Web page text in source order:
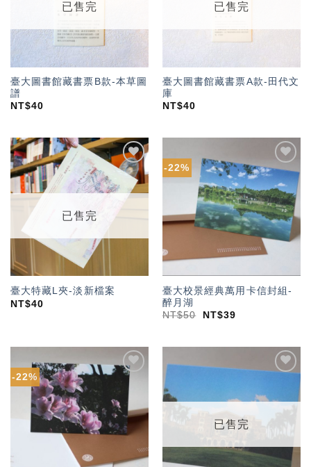
已售完
臺大圖書館藏書票B款-本草圖
譜
NT$40
已售完
臺大圖書館藏書票A款-田代文
庫
NT$40
加入
「願
望輕
單」
已售完
臺大特藏L夾-淡新檔案
NT$40
-22%
加入
「願
望輕
單」
臺大校景經典萬用卡信封組-
醉月湖
NT$50 NT$39
-22%
加入
「願
望輕
單」
望輕
單」
已售完